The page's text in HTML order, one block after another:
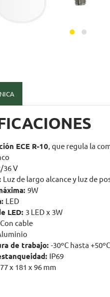
ECE R-10, que regula la
36 V
Luz de largo alcance y luz de
9W
LED
LED: 3 LED x 3W
Con cable
de trabajo: -30ºC hasta +50ºC
IP69
x 181 x 96 mm